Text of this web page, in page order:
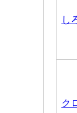
し
ク